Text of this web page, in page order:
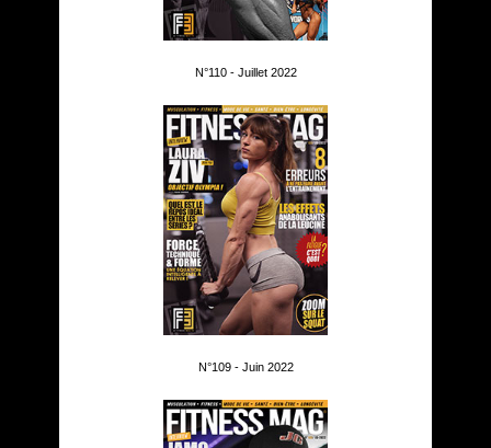
N°110 - Juillet 2022
N°109 - Juin 2022